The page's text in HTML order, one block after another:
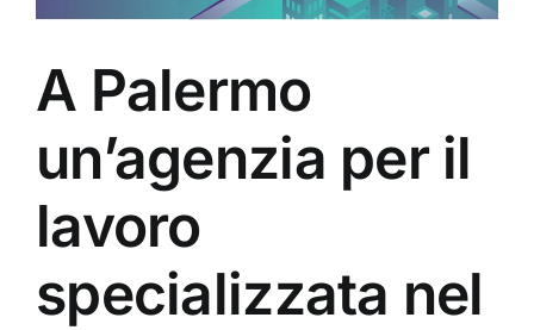
A Palermo
un’agenzia per il
lavoro
specializzata nel